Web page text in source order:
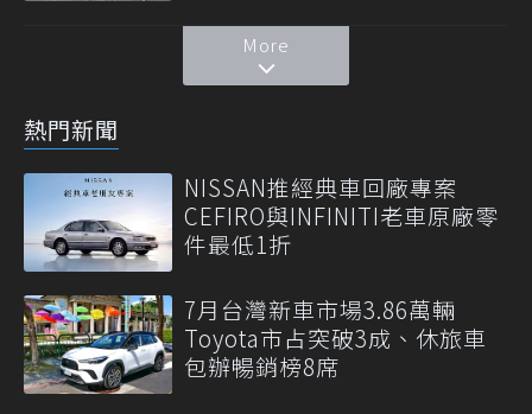
More
熱門新聞
NISSAN推經典車回廠專案
CEFIRO與INFINITI老車原廠零
件最低1折
7月台灣新車市場3.86萬輛
Toyota市占突破3成、休旅車
包辦暢銷榜8席